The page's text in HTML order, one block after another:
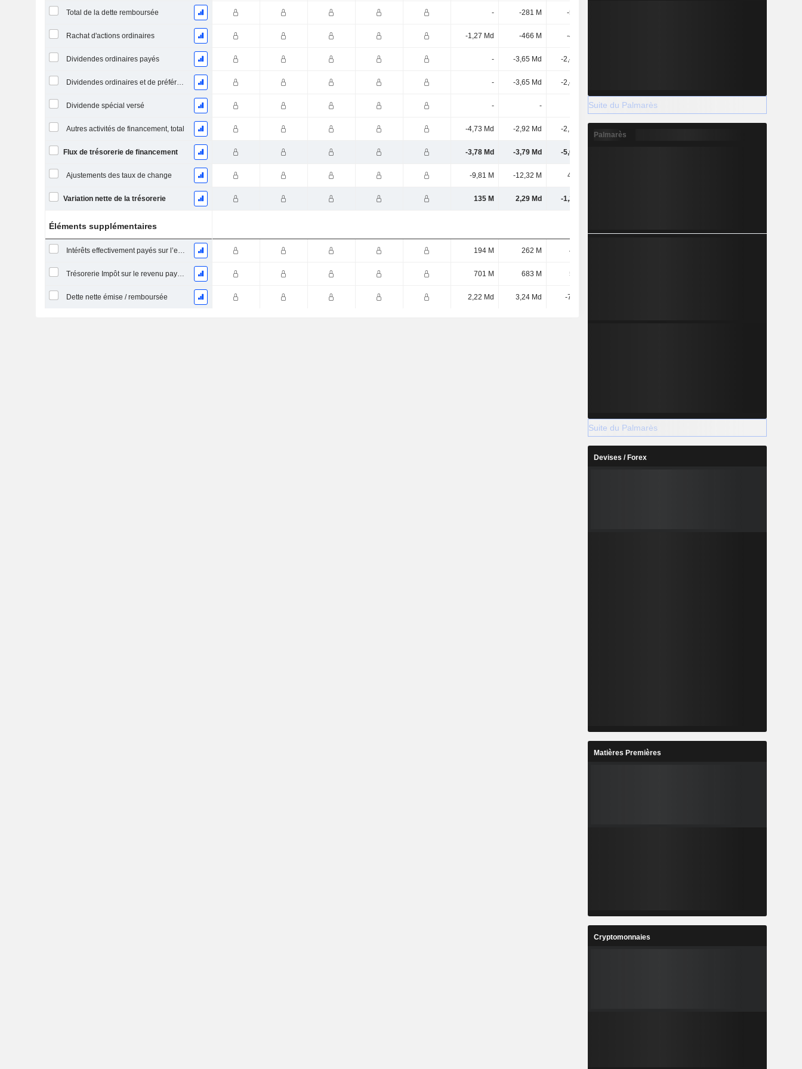
Total de la dette remboursée - -281 M -502 M
Rachat d'actions ordinaires -1,27 Md -466 M -418 M
Dividendes ordinaires payés - -3,65 Md -2,48 Md
Dividendes ordinaires et de préférence payés - -3,65 Md -2,48 Md
Dividende spécial versé - - - -
Autres activités de financement, total -4,73 Md -2,92 Md -2,15 Md -1,85 Md
Flux de trésorerie de financement -3,78 Md -3,79 Md -5,05 Md
Ajustements des taux de change -9,81 M -12,32 M 4,99 M
Variation nette de la trésorerie 135 M 2,29 Md -1,22 Md
Éléments supplémentaires
Intérêts effectivement payés sur l’exercice 194 M 262 M 400 M
Trésorerie Impôt sur le revenu payé (remboursement)Impôt effectivement payé (remboursé) sur l’exercice 701 M 683 M 569 M
Dette nette émise / remboursée 2,22 Md 3,24 Md -7,48 M
Suite du Palmarès
Palmarès
Suite du Palmarès
Devises / Forex
Matières Premières
Cryptomonnaies